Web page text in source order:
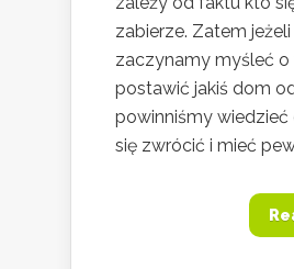
zabierze. Zatem jeżeli
zaczynamy myśleć
postawić jakiś dom
powinniśmy wiedzieć
się zwrócić i mieć